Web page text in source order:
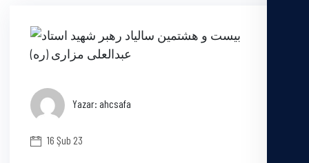
Yazar: ahcsafa
16 Şub 23